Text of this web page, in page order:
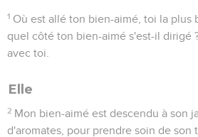
1 Où est allé ton bien-aimé, toi la plus
quel côté ton bien-aimé s'est-il dirigé
avec toi.
Elle
2 Mon bien-aimé est descendu à son
d'aromates, pour prendre soin de son